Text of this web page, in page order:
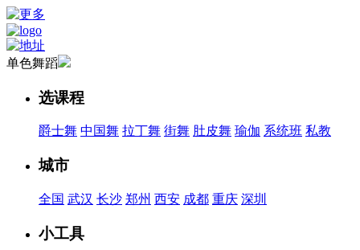
单色舞蹈
选课程
爵士舞 中国舞 拉丁舞 街舞 肚皮舞 瑜伽 系统班 私教
城市
全国 武汉 长沙 郑州 西安 成都 重庆 深圳
小工具